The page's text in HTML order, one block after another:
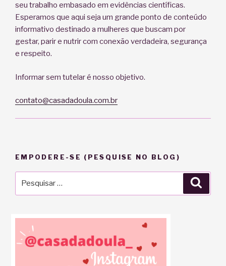
seu trabalho embasado em evidências científicas.
Esperamos que aqui seja um grande ponto de conteúdo
informativo destinado a mulheres que buscam por
gestar, parir e nutrir com conexão verdadeira, segurança
e respeito.
Informar sem tutelar é nosso objetivo.
contato@casadadoula.com.br
EMPODERE-SE (PESQUISE NO BLOG)